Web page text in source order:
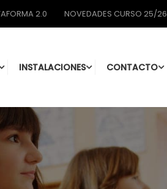
2.0 NOVEDADES CURSO 25/26
INSTALACIONES CONTACTO